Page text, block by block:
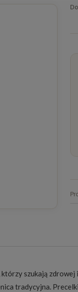
szukają
tradycyjna.